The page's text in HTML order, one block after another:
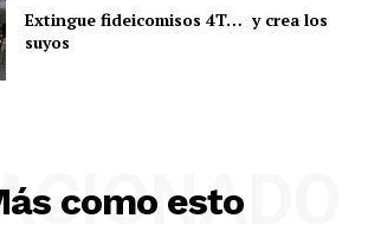
Extingue fideicomisos 4T… y crea los
suyos
como esto